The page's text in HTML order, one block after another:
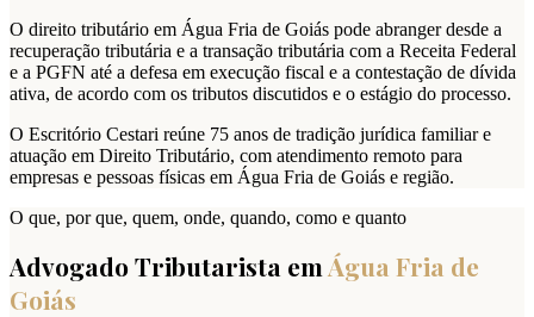
O direito tributário em Água Fria de Goiás pode abranger desde a
recuperação tributária e a transação tributária com a Receita Federal
e a PGFN até a defesa em execução fiscal e a contestação de dívida
ativa, de acordo com os tributos discutidos e o estágio do processo.
O Escritório Cestari reúne 75 anos de tradição jurídica familiar e
atuação em Direito Tributário, com atendimento remoto para
empresas e pessoas físicas em Água Fria de Goiás e região.
O que, por que, quem, onde, quando, como e quanto
Advogado Tributarista em Água Fria de
Goiás